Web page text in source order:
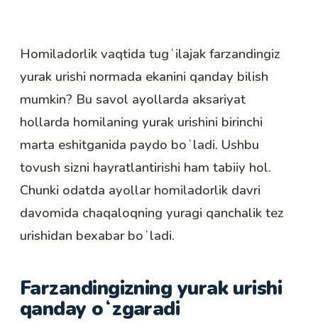
Homiladorlik vaqtida tugʻilajak farzandingiz
yurak urishi normada ekanini qanday bilish
mumkin? Bu savol ayollarda aksariyat
hollarda homilaning yurak urishini birinchi
marta eshitganida paydo boʻladi. Ushbu
tovush sizni hayratlantirishi ham tabiiy hol.
Chunki odatda ayollarhomiladorlik davri
davomida chaqaloqning yuragi qanchalik tez
urishidan bexabar boʻladi.
Farzandingizning yurak urishi
qanday oʻzgaradi